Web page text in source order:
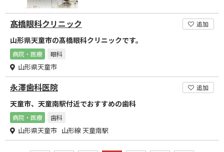
髙橋眼科クリニック 追加
山形県天童市の髙橋眼科クリニックです。
病院・医療 眼科
山形県天童市
永澤歯科医院 追加
天童市、天童南駅付近でおすすめの歯科
病院・医療 歯科
山形県天童市 山形線 天童南駅